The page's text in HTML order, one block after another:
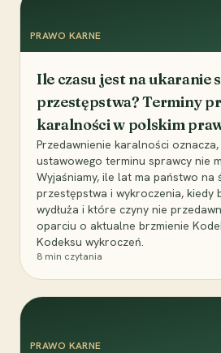
PRAWO KARNE
Ile czasu jest na ukaranie
przestępstwa? Terminy
karalności w polskim
Przedawnienie karalności oznacza,
ustawowego terminu sprawcy nie
Wyjaśniamy, ile lat ma państwo na
przestępstwa i wykroczenia, kiedy
wydłuża i które czyny nie
oparciu o aktualne brzmienie
Kodeksu wykroczeń.
8 min czytania
PRAWO KARNE